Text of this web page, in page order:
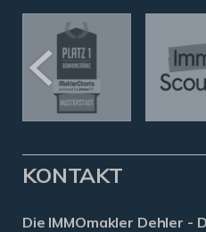
KONTAKT
Die IMMOmakler Dehler -